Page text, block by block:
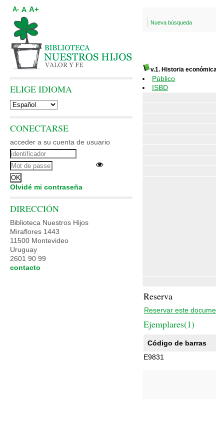
Nueva búsqueda
v.1. Historia
Público
ISBD
Reserva
Reservar este
Ejemplares(1)
Código de barras
E9831
A- A A+
ELIGE IDIOMA
CONECTARSE
acceder a su cuenta de usuario
Olvidé mi contraseña
DIRECCIÓN
Biblioteca Nuestros Hijos
Miraflores 1443
11500 Montevideo
Uruguay
2601 90 99
contacto